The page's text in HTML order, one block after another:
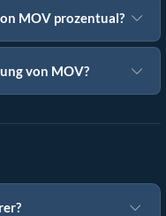
MOV prozentual?
von MOV?